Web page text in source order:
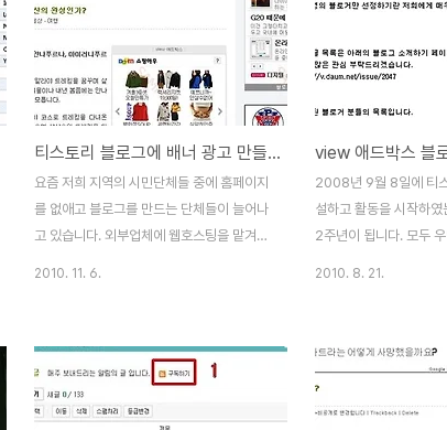
하였습니다. 며칠 후에 오마이뉴스에 올라 온
기사(애플 ios 4.3 업데이트 할까? 말까?)를
보니 아이폰 4.3 업그레이드 후에 기능상의
큰 변화가 있었더군요. 그래서 아이폰 ‘핫스
팟’ 기능을 직접 한 번 테스트를 해보았습니
다. 먼저 아이폰에서 기능을 으로 바꿔주어야
합니다. 그러면 가 나타납니다. 노트북에서
와이파이 신호를 찾아서 를 입력하면 인터넷
을 사용할 수 있습니다..
결산' 서식이 올라와 있
저의 활동을 정리해보았
스로 자신의 활동을 돌아
년 활동 마무리도 의미
보았습니다. 지난 연말,
어 12..
티스토리 블로그에 배너 광고 만들기
요즘 저희 지역의 시민단체들 중에 홈페이지
를 없애고 블로그를 만드는 단체들이 늘어나
고 있습니다. 외부업체에 웹호스팅을 맡겨놓
는 적지 않은 비용이 들어가 것도 중요한 이
유입니다. 최근 티스토리 블로그의 기능을 활
용하면 홈페이지 못지 않게 화려한(?) 첫 화
2010. 11. 6.
2008년 9월 8일에 티
설하고 활동을 시작하
2주년이 됩니다. 모두
로그에 [10문10답] 릴
2주년이 다가온다는 것
'view 애드박스'이벤트
2010. 8. 21.